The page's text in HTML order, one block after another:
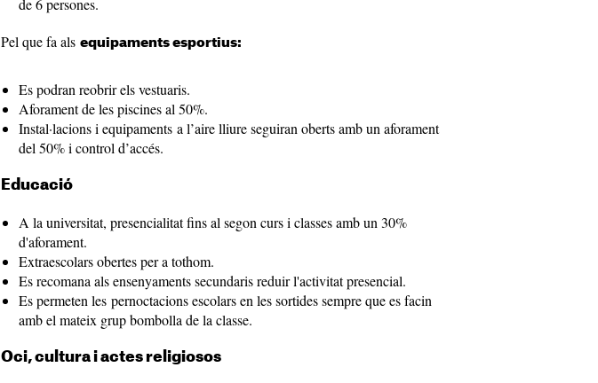
de 6 persones.
Pel que fa als equipaments esportius:
Es podran reobrir els vestuaris.
Aforament de les piscines al 50%.
Instal·lacions i equipaments a l’aire lliure seguiran oberts amb un aforament
del 50% i control d’accés.
Educació
A la universitat, presencialitat fins al segon curs i classes amb un 30%
d'aforament.
Extraescolars obertes per a tothom.
Es recomana als ensenyaments secundaris reduir l'activitat presencial.
Es permeten les pernoctacions escolars en les sortides sempre que es facin
amb el mateix grup bombolla de la classe.
Oci, cultura i actes religiosos